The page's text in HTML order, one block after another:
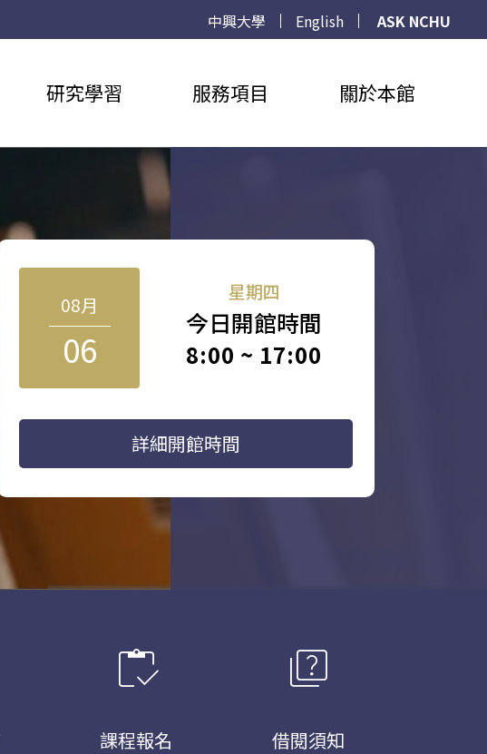
中興大學 English
ASK NCHU
研究學習 服務項目 關於本館
08月
06
星期四
今日開館時間
8:00 ~ 17:00
詳細開館時間
inventory
課程報名
quiz
借閱須知